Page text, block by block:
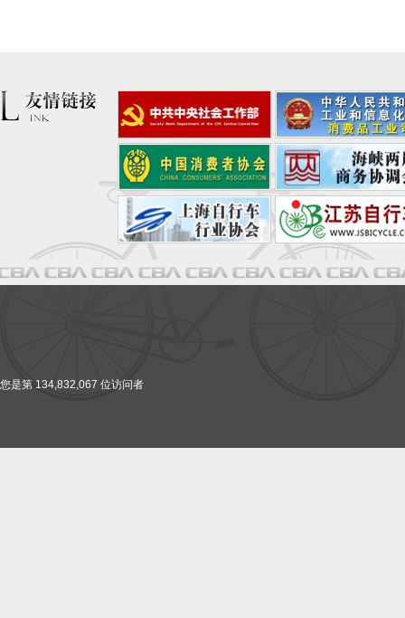
您是第 134,832,067 位访问者